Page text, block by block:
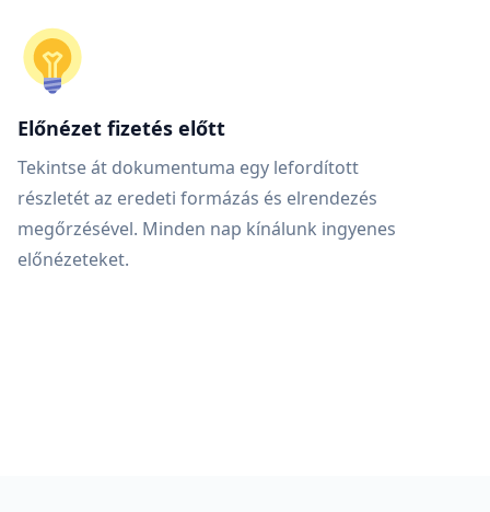
Előnézet fizetés előtt
Tekintse át dokumentuma egy lefordított
részletét az eredeti formázás és elrendezés
megőrzésével. Minden nap kínálunk ingyenes
előnézeteket.